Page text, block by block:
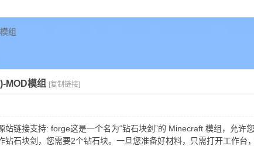
组
MOD模组 [复制链接]
链接支持: forge这是一个名为“钻石块剑”的 Minecraft 模组，允许
石块剑，您需要2个钻石块。一旦您准备好材料，只需打开工作台